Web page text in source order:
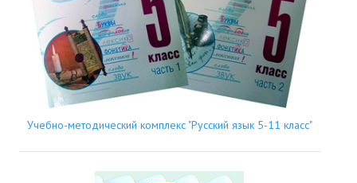
Учебно-методический комплекс "Русский язык 5-11 класс"